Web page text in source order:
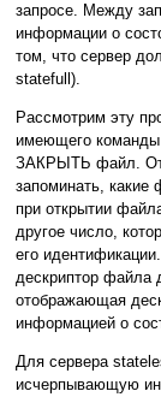
запросе. Между
информации о
том, что сервер
statefull).
Рассмотрим эту
имеющего
ЗАКРЫТЬ файл.
запоминать,
при открытии
другое число,
его
дескриптор файла
отображающая
информацией о
Для сервера
исчерпывающую